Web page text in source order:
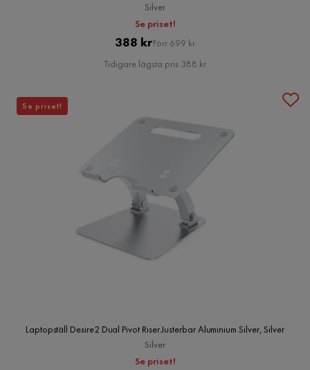
Silver
Se priset!
Pris
388 krOriginal
Pris
Förr 699 kr
Tidigare lägsta pris 388 kr
Laptopställ Desire2 Dual Pivot Riser Justerbar Aluminium Silver, Silver
Silver
Se priset!
Se priset!